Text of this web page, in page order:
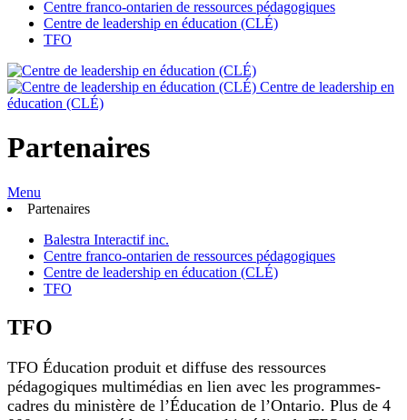
Centre franco-ontarien de ressources pédagogiques
Centre de leadership en éducation (CLÉ)
TFO
Centre de leadership en
éducation (CLÉ)
Partenaires
Menu
Partenaires
Balestra Interactif inc.
Centre franco-ontarien de ressources pédagogiques
Centre de leadership en éducation (CLÉ)
TFO
TFO
TFO Éducation produit et diffuse des ressources
pédagogiques multimédias en lien avec les programmes-
cadres du ministère de l’Éducation de l’Ontario. Plus de 4